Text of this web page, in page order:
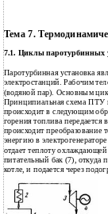
Тема 7.
7.1. Циклы паротурбинных
Паротурбинная установка
электростанций. Рабочим
(водяной пар). Основным
Принципиальная схема ПТУ
происходит в следующим
горения топлива передается
происходит преобразование
энергию в
отдает теплоту
питательный бак (7), откуда
котле, и подается через